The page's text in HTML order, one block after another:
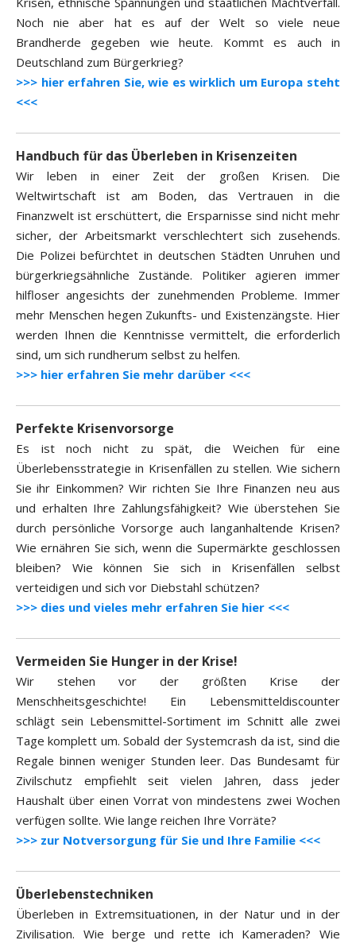
Noch nie aber hat es auf der Welt so viele neue
Brandherde gegeben wie heute. Kommt es auch in
Deutschland zum Bürgerkrieg?
>>> hier erfahren Sie, wie es wirklich um Europa steht
<<<
Handbuch für das Überleben in Krisenzeiten
Wir leben in einer Zeit der großen Krisen. Die
Weltwirtschaft ist am Boden, das Vertrauen in die
Finanzwelt ist erschüttert, die Ersparnisse sind nicht mehr
sicher, der Arbeitsmarkt verschlechtert sich zusehends.
Die Polizei befürchtet in deutschen Städten Unruhen und
bürgerkriegsähnliche Zustände. Politiker agieren immer
hilfloser angesichts der zunehmenden Probleme. Immer
mehr Menschen hegen Zukunfts- und Existenzängste. Hier
werden Ihnen die Kenntnisse vermittelt, die erforderlich
sind, um sich rundherum selbst zu helfen.
>>> hier erfahren Sie mehr darüber <<<
Perfekte Krisenvorsorge
Es ist noch nicht zu spät, die Weichen für eine
Überlebensstrategie in Krisenfällen zu stellen. Wie sichern
Sie ihr Einkommen? Wir richten Sie Ihre Finanzen neu aus
und erhalten Ihre Zahlungsfähigkeit? Wie überstehen Sie
durch persönliche Vorsorge auch langanhaltende Krisen?
Wie ernähren Sie sich, wenn die Supermärkte geschlossen
bleiben? Wie können Sie sich in Krisenfällen selbst
verteidigen und sich vor Diebstahl schützen?
>>> dies und vieles mehr erfahren Sie hier <<<
Vermeiden Sie Hunger in der Krise!
Wir stehen vor der größten Krise der
Menschheitsgeschichte! Ein Lebensmitteldiscounter
schlägt sein Lebensmittel-Sortiment im Schnitt alle zwei
Tage komplett um. Sobald der Systemcrash da ist, sind die
Regale binnen weniger Stunden leer. Das Bundesamt für
Zivilschutz empfiehlt seit vielen Jahren, dass jeder
Haushalt über einen Vorrat von mindestens zwei Wochen
verfügen sollte. Wie lange reichen Ihre Vorräte?
>>> zur Notversorgung für Sie und Ihre Familie <<<
Überlebenstechniken
Überleben in Extremsituationen, in der Natur und in der
Zivilisation. Wie berge und rette ich Kameraden? Wie